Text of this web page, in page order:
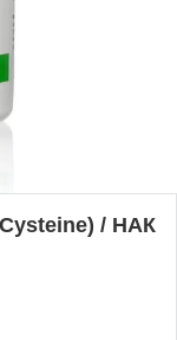
/ НАК